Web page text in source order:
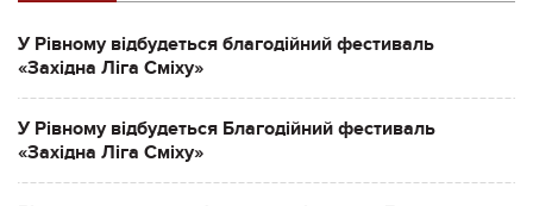
У Рівному відбудеться благодійний фестиваль
«Західна Ліга Сміху»
У Рівному відбудеться Благодійний фестиваль
«Західна Ліга Сміху»